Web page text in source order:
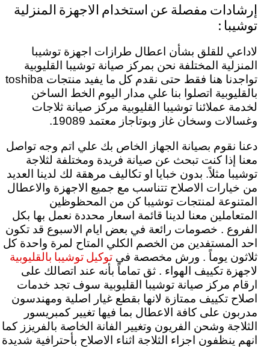
إرشادات مفصلة عن استخدام الاجهزة المنزلية
توشيبا :
لاداعي للقلق بشأن اعطال طرازات اجهزة توشيبا
المنزلية المختلفة نحن بمركز صيانة توشيبا القليوبية
تواجدنا هنا فقط حتى نقدم كل ما يفيد منتجات toshiba
بالقليوبية اتصلوا بنا علي مدار اليوم الخط الساخن
لخدمة عملائنا توشيبا القليوبية مركز صيانة ثلاجات
وغسالات وسخان غاز وبوتاجاز معتمد 19089.
دعنا نقوم بصيانة الجهاز الخاص بك علي اتم وجه تواصل
معنا إذا كنت تبحث عن صيانة فريدة ومختلفة لثلاجة
توشيبا مثلاً. بدون خبايا او تكاليف مرهقة لك لدينا العديد
من خيارات الاصلاح تتناسب مع جميع الاجهزة والاعطال
المتنوعة لمنتجات توشيبا كن من المحظوظين
المتعاملين معنا لدينا قائمة اسعار محددة نعمل بها بكل
الفروع . خصومات رائعة في بعض ايام الاسبوع قد تكون
احد المستفدين من الخصم الكلي المتاح لمرة واحدة كل
ثلاثون يوماً . ورش مخصصة في توكيل توشيبا بالقليوبية
لاجهزة تكييف الهواء . ثق تماماً بأنه عند اتصالك على
ارقام مركز صيانة توشيبا القليوبية سوف تجد خدمات
اصلاح تكييف ممتازة لانها بقطع غيار اصلية ومهندسون
مدربون على كافة الاعطال بما فيها تغيير كمبريسور
الثلاجة وشحن الفريون وتغيير الفانة الخاصة بالفريزز كما
انهم ينظفون اجزاء الثلاجة اثناء الاصلاح بأحترافية شديدة